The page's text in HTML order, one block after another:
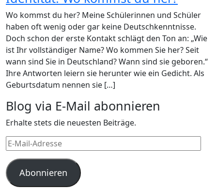
Wo kommst du her? Meine Schülerinnen und Schüler
haben oft wenig oder gar keine Deutschkenntnisse.
Doch schon der erste Kontakt schlägt den Ton an: „Wie
ist Ihr vollständiger Name? Wo kommen Sie her? Seit
wann sind Sie in Deutschland? Wann sind sie geboren.“
Ihre Antworten leiern sie herunter wie ein Gedicht. Als
Geburtsdatum nennen sie […]
Blog via E-Mail abonnieren
Erhalte stets die neuesten Beiträge.
E-
Mail-
Adresse
Abonnieren